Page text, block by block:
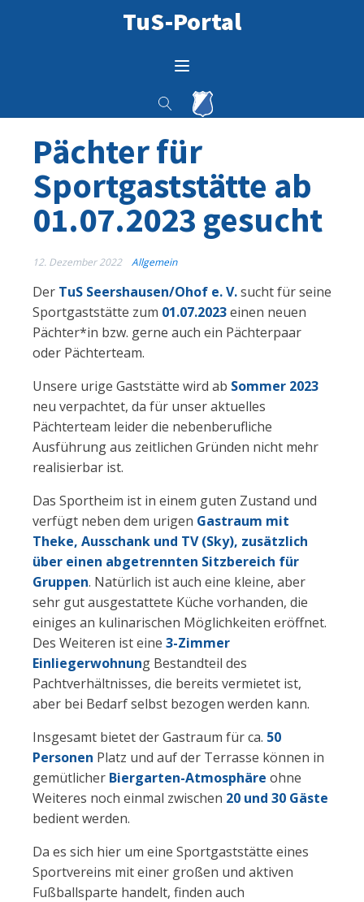
TuS-Portal
Pächter für
Sportgaststätte ab
01.07.2023 gesucht
12. Dezember 2022 Allgemein
Der TuS Seershausen/Ohof e. V.sucht für seine
Sportgaststätte zum 01.07.2023einen neuen
Pächter*in bzw. gerne auch ein Pächterpaar
oder Pächterteam.
Unsere urige Gaststätte wird ab Sommer 2023
neu verpachtet, da für unser aktuelles
Pächterteam leider die nebenberufliche
Ausführung aus zeitlichen Gründen nicht mehr
realisierbar ist.
Das Sportheim ist in einem guten Zustand und
verfügt neben dem urigen Gastraum mit
Theke, Ausschank und TV (Sky), zusätzlich
über einen abgetrennten Sitzbereich für
Gruppen. Natürlich ist auch eine kleine, aber
sehr gut ausgestattete Küche vorhanden, die
einiges an kulinarischen Möglichkeiten eröffnet.
Des Weiteren ist eine 3-Zimmer
Einliegerwohnung Bestandteil des
Pachtverhältnisses, die bereits vermietet ist,
aber bei Bedarf selbst bezogen werden kann.
Insgesamt bietet der Gastraum für ca. 50
Personen Platz und auf der Terrasse können in
gemütlicher Biergarten-Atmosphäre ohne
Weiteres noch einmal zwischen 20 und 30 Gäste
bedient werden.
Da es sich hier um eine Sportgaststätte eines
Sportvereins mit einer großen und aktiven
Fußballsparte handelt, finden auch